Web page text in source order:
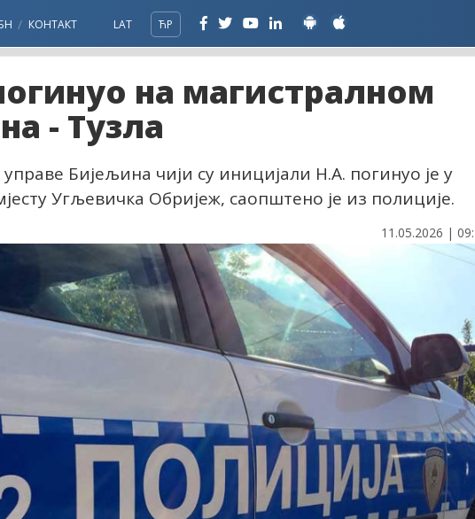
КОНТАКТ LAT ЋР
на магистралном
- Тузла
Бијељина чији су иницијали Н.А. погинуо је у
Угљевичка Обријеж, саопштено је из полиције.
11.05.2026 |